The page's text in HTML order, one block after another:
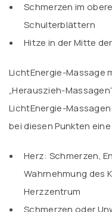
Schmerzen im
Schulterblättern
Hitze in der Mitte
LichtEnergie-Massage
„Herauszieh-
LichtEnergie-
bei diesen Punkten
Herz: Schmerzen,
Wahrnehmung des
Herzzentrum
Schmerzen oder